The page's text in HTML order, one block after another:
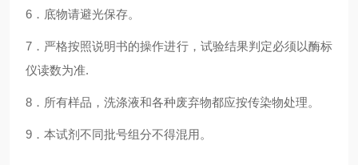
6 ．底物请避光保存。
7 ．严格按照说明书的操作进行，试验结果判定必须以酶标
仪读数为准.
8 ．所有样品，洗涤液和各种废弃物都应按传染物处理。
9 ．本试剂不同批号组分不得混用。